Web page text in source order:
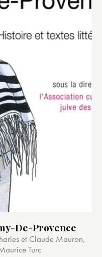
De-Provence
et Claude Mauron,
Turc